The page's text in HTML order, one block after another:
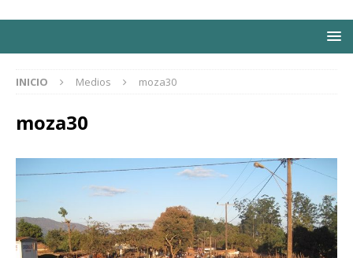
INICIO Medios moza30
moza30